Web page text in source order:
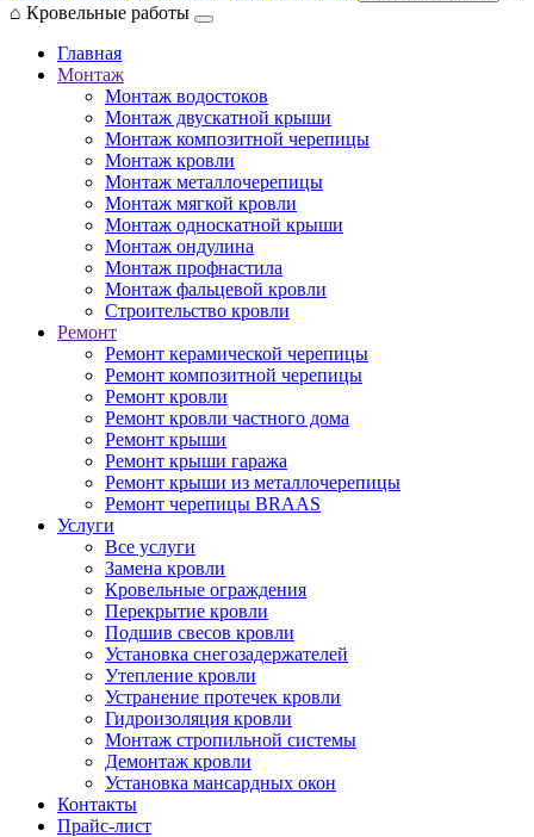
⌂ Кровельные работы
Главная
Монтаж
Монтаж водостоков
Монтаж двускатной крыши
Монтаж композитной черепицы
Монтаж кровли
Монтаж металлочерепицы
Монтаж мягкой кровли
Монтаж односкатной крыши
Монтаж ондулина
Монтаж профнастила
Монтаж фальцевой кровли
Строительство кровли
Ремонт
Ремонт керамической черепицы
Ремонт композитной черепицы
Ремонт кровли
Ремонт кровли частного дома
Ремонт крыши
Ремонт крыши гаража
Ремонт крыши из металлочерепицы
Ремонт черепицы BRAAS
Услуги
Все услуги
Замена кровли
Кровельные ограждения
Перекрытие кровли
Подшив свесов кровли
Установка снегозадержателей
Утепление кровли
Устранение протечек кровли
Гидроизоляция кровли
Монтаж стропильной системы
Демонтаж кровли
Установка мансардных окон
Контакты
Прайс-лист